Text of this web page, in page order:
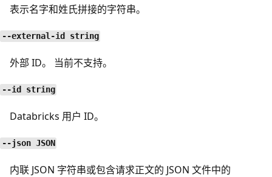
表示名字和姓氏拼接的字符串。
--external-id string
外部 ID。 当前不支持。
--id string
Databricks 用户 ID。
--json JSON
内联 JSON 字符串或包含请求正文的 JSON 文件中的